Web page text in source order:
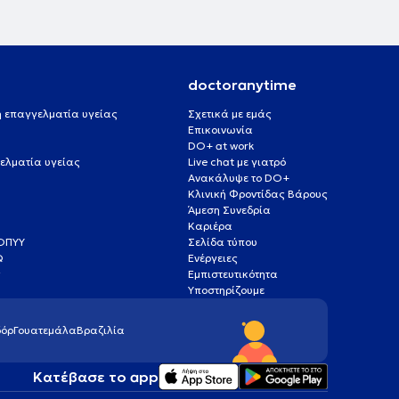
επαγγελματία υγείας
υγείας
doctoranytime
Σχετικά με εμάς
Επικοινωνία
DO+ at work
Live chat με γιατρό
Ανακάλυψε το DO+
Κλινική Φροντίδας Βάρους
Άμεση Συνεδρία
Καριέρα
Σελίδα τύπου
Ενέργειες
Εμπιστευτικότητα
Υποστηρίζουμε
ΓουατεμάλαΒραζιλία
Κατέβασε το app